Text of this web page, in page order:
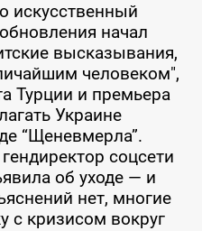
искусственный
начал
высказывания,
человеком",
Турции и премьера
Украине
“Щеневмерла”.
соцсети
об уходе — и
нет, многие
с кризисом вокруг